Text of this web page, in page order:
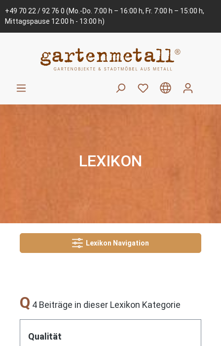
+49 70 22 / 92 76 0 (Mo.-Do. 7:00 h – 16:00 h, Fr. 7:00 h – 15:00 h,
Mittagspause 12:00 h - 13:00 h)
LEXIKON
Lexikon Navigation
Q 4 Beiträge in dieser Lexikon Kategorie
Qualität